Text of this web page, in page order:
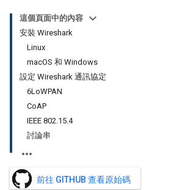
這個頁面中的內容
安裝 Wireshark
Linux
macOS 和 Windows
設定 Wireshark 通訊協定
6LoWPAN
CoAP
IEEE 802.15.4
討論串
前往 GITHUB 查看原始碼